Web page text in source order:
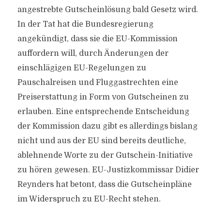
angestrebte Gutscheinlösung bald Gesetz wird.
In der Tat hat die Bundesregierung
angekündigt, dass sie die EU-Kommission
auffordern will, durch Änderungen der
einschlägigen EU-Regelungen zu
Pauschalreisen und Fluggastrechten eine
Preiserstattung in Form von Gutscheinen zu
erlauben. Eine entsprechende Entscheidung
der Kommission dazu gibt es allerdings bislang
nicht und aus der EU sind bereits deutliche,
ablehnende Worte zu der Gutschein-Initiative
zu hören gewesen. EU-Justizkommissar Didier
Reynders hat betont, dass die Gutscheinpläne
im Widerspruch zu EU-Recht stehen.